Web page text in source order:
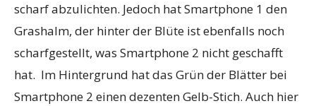
scharf abzulichten. Jedoch hat Smartphone 1 den
Grashalm, der hinter der Blüte ist ebenfalls noch
scharfgestellt, was Smartphone 2 nicht geschafft
hat. Im Hintergrund hat das Grün der Blätter bei
Smartphone 2 einen dezenten Gelb-Stich. Auch hier